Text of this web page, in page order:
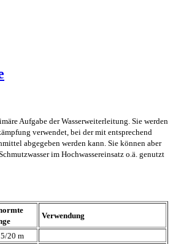
Aufgabe der Wasserweiterleitung. Sie werden
verwendet, bei der mit entsprechend
abgegeben werden kann. Sie können aber
im Hochwassereinsatz o.ä. genutzt
Verwendung
5/20 m